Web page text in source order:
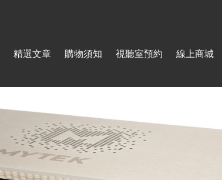
精選文章 購物須知 視聽室預約 線上商城